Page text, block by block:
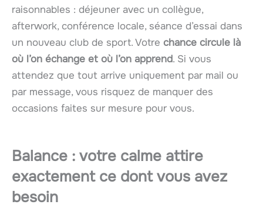
raisonnables : déjeuner avec un collègue,
afterwork, conférence locale, séance d’essai dans
un nouveau club de sport. Votre chance circule là
où l’on échange et où l’on apprend. Si vous
attendez que tout arrive uniquement par mail ou
par message, vous risquez de manquer des
occasions faites sur mesure pour vous.
Balance : votre calme attire
exactement ce dont vous avez
besoin